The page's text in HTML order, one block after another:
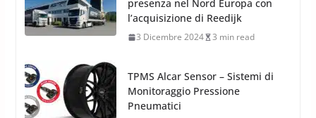
TPMS Alcar Sensor – Sistemi di
Monitoraggio Pressione
Pneumatici
Cerchi in Lega Mercedes: Novità
MAK 2019 – 2020